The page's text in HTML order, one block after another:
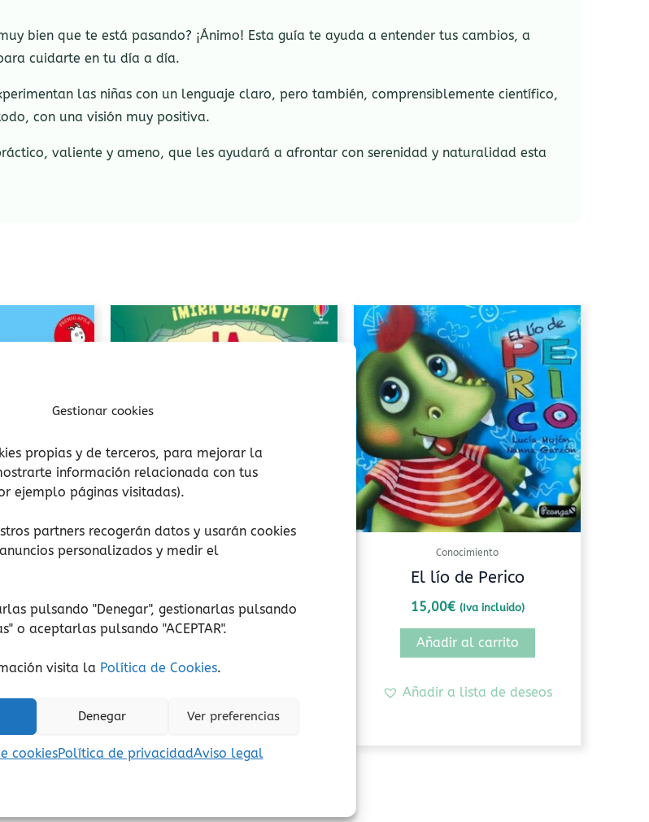
Gestionar cookies
propias y de terceros, para mejorar la
información relacionada con tus
ejemplo páginas visitadas).
partners recogerán datos y usarán cookies
personalizados y medir el
pulsando "Denegar", gestionarlas pulsando
" o aceptarlas pulsando "ACEPTAR".
visita la Política de Cookies.
Denegar Ver preferencias
cookiesPolítica de privacidadAviso legal
bien que te está pasando? ¡Ánimo! Esta guía te ayuda a entender tus cambios, a
cuidarte en tu día a día.
las niñas con un lenguaje claro, pero también, comprensiblemente científico,
con una visión muy positiva.
valiente y ameno, que les ayudará a afrontar con serenidad y naturalidad esta
Este
producto
Las
se
pueden
elegir
en
la
producto
Conocimiento
10,95€ (Iva incluido)
Conocimiento
El lío de Perico
15,00€ (Iva incluido)
Añadir al carrito
Añadir a lista de deseos